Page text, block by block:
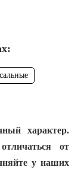
характер.
от
у наших